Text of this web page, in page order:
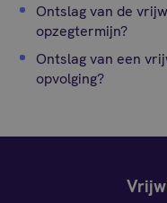
Ontslag van de
opzegtermijn?
Ontslag van een
opvolging?